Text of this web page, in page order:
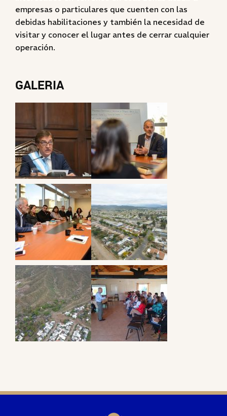
empresas o particulares que cuenten con las
debidas habilitaciones y también la necesidad de
visitar y conocer el lugar antes de cerrar cualquier
operación.
GALERIA